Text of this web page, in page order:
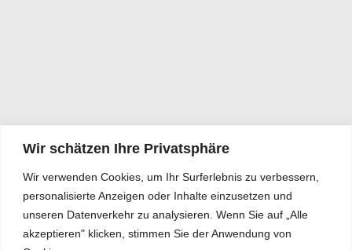
Wir schätzen Ihre Privatsphäre
Wir verwenden Cookies, um Ihr Surferlebnis zu verbessern,
personalisierte Anzeigen oder Inhalte einzusetzen und
unseren Datenverkehr zu analysieren. Wenn Sie auf „Alle
akzeptieren" klicken, stimmen Sie der Anwendung von